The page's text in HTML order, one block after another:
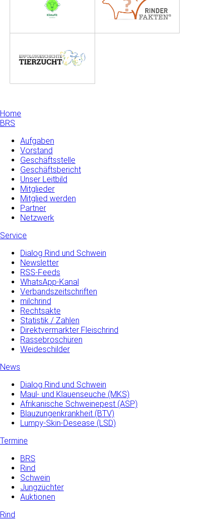
Home
BRS
Aufgaben
Vorstand
Geschäftsstelle
Geschäftsbericht
Unser Leitbild
Mitglieder
Mitglied werden
Partner
Netzwerk
Service
Dialog Rind und Schwein
Newsletter
RSS-Feeds
WhatsApp-Kanal
Verbandszeitschriften
milchrind
Rechtsakte
Statistik / Zahlen
Direktvermarkter Fleischrind
Rassebroschüren
Weideschilder
News
Dialog Rind und Schwein
Maul- und­ Klauenseuche­ (MKS)
Afrikanische Schweinepest (ASP)
Blauzungenkrankheit (BTV)
Lumpy-Skin-Desease (LSD)
Termine
BRS
Rind
Schwein
Jungzüchter
Auktionen
Rind